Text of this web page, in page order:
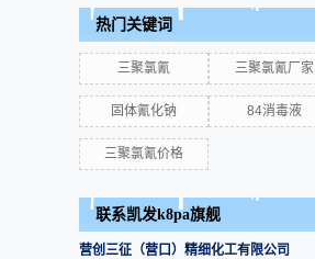
热门关键词
三聚氯氰 三聚氯氰厂家
固体氰化钠 84消毒液
三聚氯氰价格
联系凯发k8pa旗舰
营创三征（营口）精细化工有限公司